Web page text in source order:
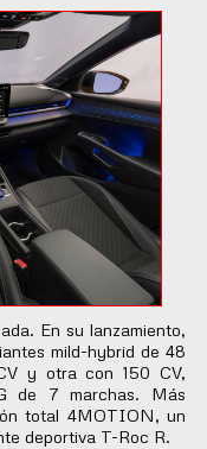
En su lanzamiento,
mild-hybrid de 48
y otra con 150 CV,
de 7 marchas. Más
total 4MOTION, un
deportiva T-Roc R.